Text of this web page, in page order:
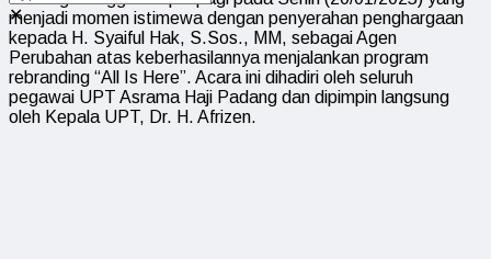
✕
menjadi momen istimewa dengan penyerahan penghargaan
kepada H. Syaiful Hak, S.Sos., MM, sebagai Agen
Perubahan atas keberhasilannya menjalankan program
rebranding “All Is Here”. Acara ini dihadiri oleh seluruh
pegawai UPT Asrama Haji Padang dan dipimpin langsung
oleh Kepala UPT, Dr. H. Afrizen.